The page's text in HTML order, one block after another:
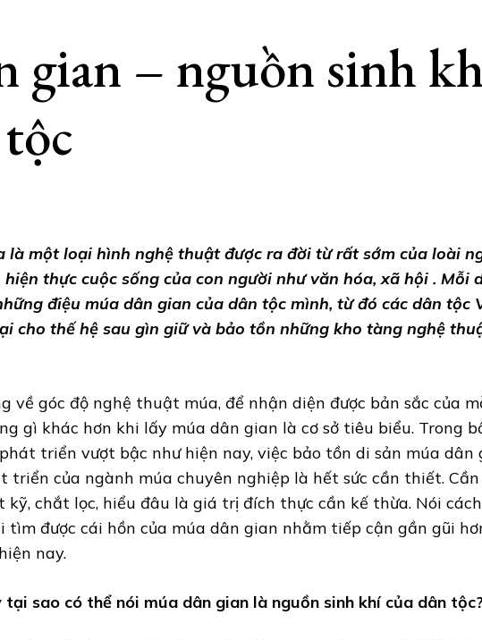
gian – nguồn sinh
là một loại hình nghệ thuật được ra đời từ rất sớm của loài
hiện thực cuộc sống của con người như văn hóa, xã hội . Mỗi
điệu múa dân gian của dân tộc mình, từ đó các dân tộc
cho thế hệ sau gìn giữ và bảo tồn những kho tàng nghệ
về góc độ nghệ thuật múa, để nhận diện được bản sắc của
gì khác hơn khi lấy múa dân gian là cơ sở tiêu biểu. Trong
triển vượt bậc như hiện nay, việc bảo tồn di sản múa dân
triển của ngành múa chuyên nghiệp là hết sức cần thiết.
kỹ, chắt lọc, hiểu đâu là giá trị đích thực cần kế thừa. Nói
tìm được cái hồn của múa dân gian nhằm tiếp cận gần gũi
nay.
tại sao có thể nói múa dân gian là nguồn sinh khí của dân